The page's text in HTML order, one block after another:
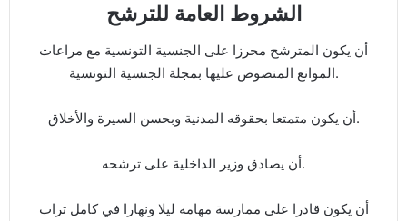
الشروط العامة للترشح
أن يكون المترشح محرزا على الجنسية التونسية مع مراعات
الموانع المنصوص عليها بمجلة الجنسية التونسية.
أن يكون متمتعا بحقوقه المدنية وبحسن السيرة والأخلاق.
أن يصادق وزير الداخلية على ترشحه.
أن يكون قادرا على ممارسة مهامه ليلا ونهارا في كامل تراب